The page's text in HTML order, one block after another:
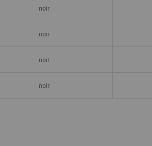
noir
noir
noir
noir